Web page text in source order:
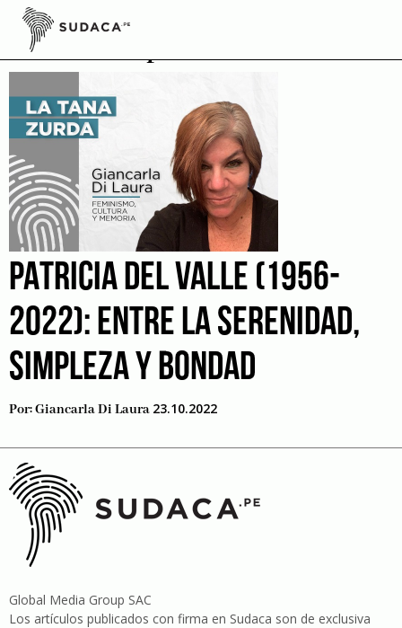
Skip
contentActivismo poético
PATRICIA DEL VALLE (1956-
2022): ENTRE LA SERENIDAD,
SIMPLEZA Y BONDAD
Por:Giancarla Di Laura 23.10.2022
Global Media Group SAC
Los artículos publicados con firma en Sudaca son de exclusiva